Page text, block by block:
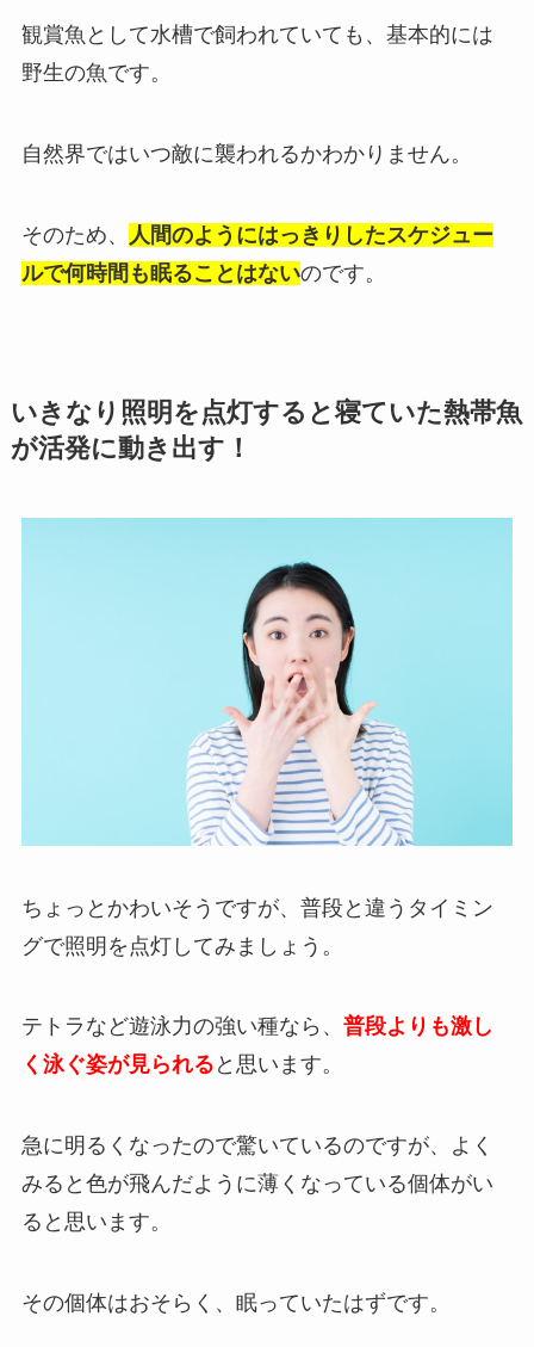
観賞魚として水槽で飼われていても、基本的には
野生の魚です。
自然界ではいつ敵に襲われるかわかりません。
そのため、
人間のようにはっきりしたスケジュー
ルで何時間も眠ることはないのです。
いきなり照明を点灯すると寝ていた熱帯魚
が活発に動き出す！
ちょっとかわいそうですが、普段と違うタイミン
グで照明を点灯してみましょう。
テトラなど遊泳力の強い種なら、 普段よりも激し
く泳ぐ姿が見られる と思います。
急に明るくなったので驚いているのですが、よく
みると色が飛んだように薄くなっている個体がい
ると思います。
その個体はおそらく、眠っていたはずです。